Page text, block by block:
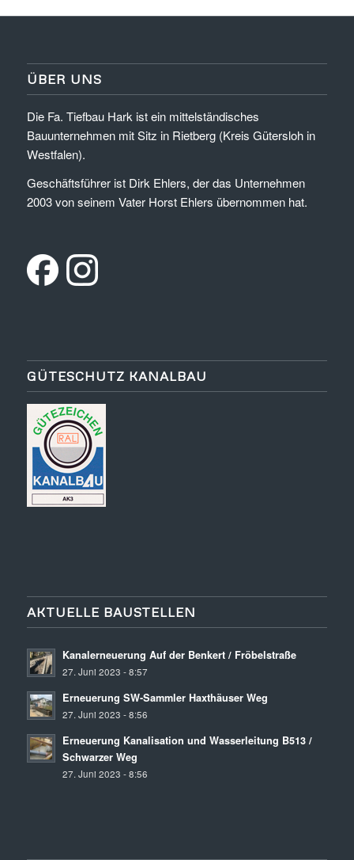
ÜBER UNS
Die Fa. Tiefbau Hark ist ein mittelständisches
Bauunternehmen mit Sitz in Rietberg (Kreis Gütersloh in
Westfalen).
Geschäftsführer ist Dirk Ehlers, der das Unternehmen
2003 von seinem Vater Horst Ehlers übernommen hat.
GÜTESCHUTZ KANALBAU
AKTUELLE BAUSTELLEN
Kanalerneuerung Auf der Benkert / Fröbelstraße
27. Juni 2023 - 8:57
Erneuerung SW-Sammler Haxthäuser Weg
27. Juni 2023 - 8:56
Erneuerung Kanalisation und Wasserleitung B513 /
Schwarzer Weg
27. Juni 2023 - 8:56